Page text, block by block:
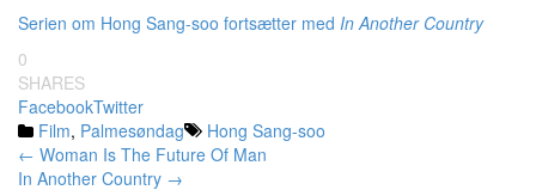
Serien om Hong Sang-soo fortsætter med In Another Country
0
SHARES
FacebookTwitter
Film, Palmesøndag Hong Sang-soo
Indlægsnavigation
← Woman Is The Future Of Man
In Another Country →